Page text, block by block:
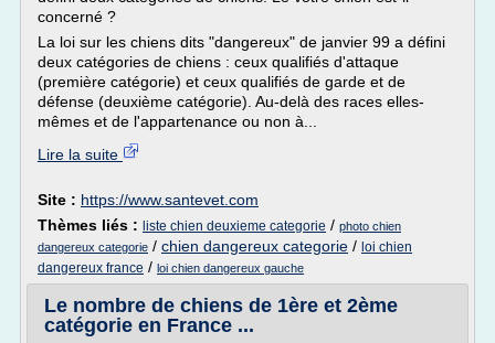
concerné ?
La loi sur les chiens dits "dangereux" de janvier 99 a défini
deux catégories de chiens : ceux qualifiés d'attaque
(première catégorie) et ceux qualifiés de garde et de
défense (deuxième catégorie). Au-delà des races elles-
mêmes et de l'appartenance ou non à...
Lire la suite
Site : https://www.santevet.com
Thèmes liés : liste chien deuxieme categorie / photo chien
dangereux categorie / chien dangereux categorie / loi chien
dangereux france / loi chien dangereux gauche
Le nombre de chiens de 1ère et 2ème
catégorie en France ...